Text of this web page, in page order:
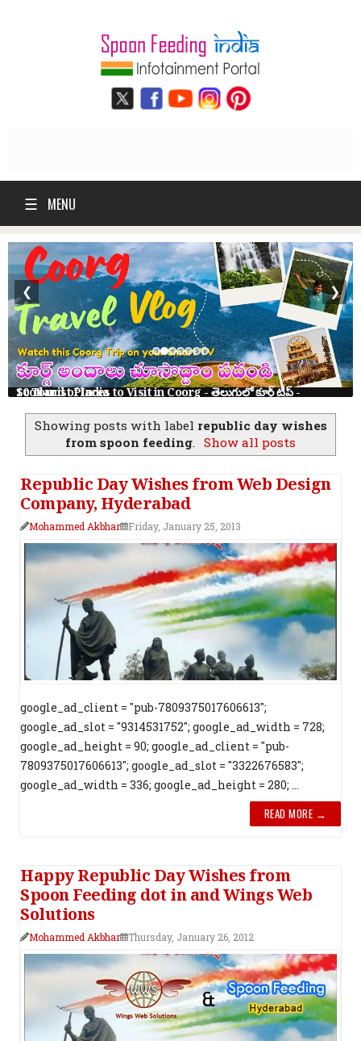
☰ MENU
10 Tourist Places to Visit in Coorg - తెలుగులో కూర్గ్ ట్రిప్ - Scotland of India
❮ ❯
Showing posts with label republic day wishes
from spoon feeding. Show all posts
Republic Day Wishes from Web Design
Company, Hyderabad
Mohammed Akbhar Friday, January 25, 2013
google_ad_client = "pub-7809375017606613";
google_ad_slot = "9314531752"; google_ad_width = 728;
google_ad_height = 90; google_ad_client = "pub-
7809375017606613"; google_ad_slot = "3322676583";
google_ad_width = 336; google_ad_height = 280; ...
READ MORE →
Happy Republic Day Wishes from
Spoon Feeding dot in and Wings Web
Solutions
Mohammed Akbhar Thursday, January 26, 2012